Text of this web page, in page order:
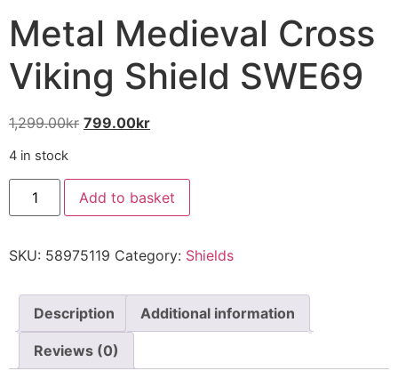
Metal Medieval Cross
Viking Shield SWE69
1,299.00kr 799.00kr
4 in stock
Add to basket
SKU: 58975119 Category: Shields
Description Additional information
Reviews (0)